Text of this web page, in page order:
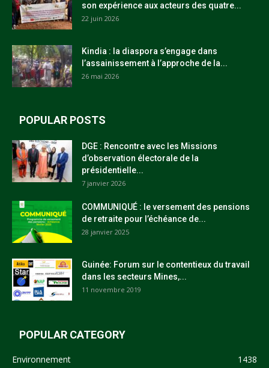
son expérience aux acteurs des quatre...
22 juin 2026
Kindia : la diaspora s’engage dans
l’assainissement à l’approche de la...
26 mai 2026
POPULAR POSTS
DGE : Rencontre avec les Missions
d’observation électorale de la
présidentielle...
7 janvier 2026
COMMUNIQUÉ : le versement des pensions
de retraite pour l’échéance de...
28 janvier 2025
Guinée: Forum sur le contentieux du travail
dans les secteurs Mines,...
11 novembre 2019
POPULAR CATEGORY
Environnement
1438